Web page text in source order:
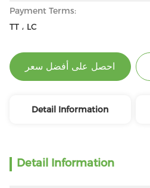
Payment Terms:
TT ، LC
احصل على أفضل سعر
Detail Information
Detail Information